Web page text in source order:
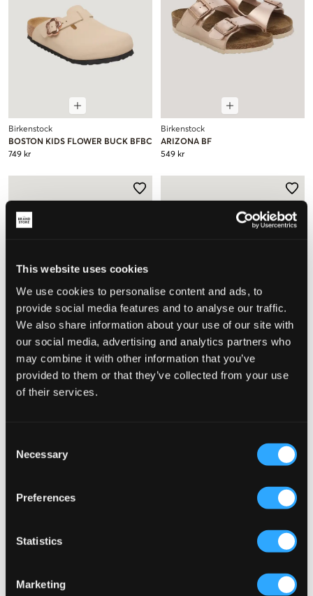
This website uses cookies
We use cookies to personalise content and ads, to
provide social media features and to analyse our traffic.
We also share information about your use of our site with
our social media, advertising and analytics partners who
may combine it with other information that you’ve
provided to them or that they’ve collected from your use
of their services.
Selection
Necessary
Preferences
Statistics
Marketing
Birkenstock
BOSTON KIDS FLOWER BUCK BFBC
749 kr
Birkenstock
ARIZONA BF
549 kr
Birkenstock